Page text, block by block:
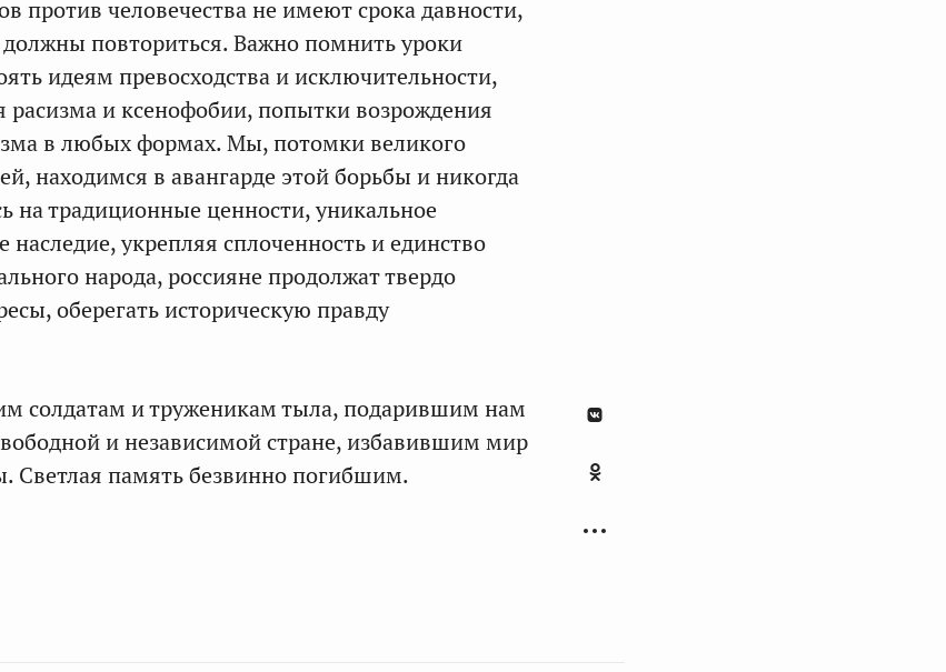
против человечества не имеют срока давности,
должны повториться. Важно помнить уроки
идеям превосходства и исключительности,
расизма и ксенофобии, попытки возрождения
в любых формах. Мы, потомки великого
находимся в авангарде этой борьбы и никогда
на традиционные ценности, уникальное
наследие, укрепляя сплоченность и единство
народа, россияне продолжат твердо
оберегать историческую правду
солдатам и труженикам тыла, подарившим нам
и независимой стране, избавившим мир
Светлая память безвинно погибшим.